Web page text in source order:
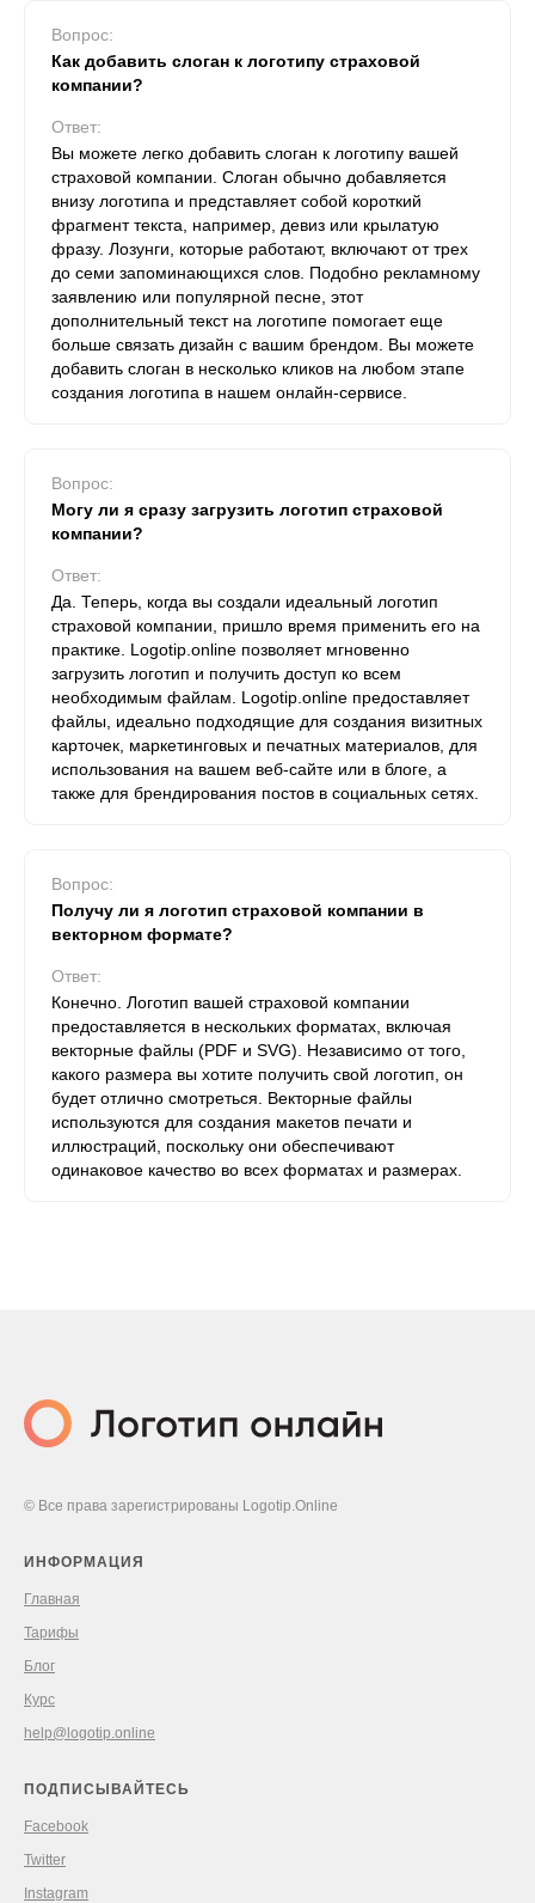
Вопрос:
Как добавить слоган к логотипу страховой
компании?
Ответ:
Вы можете легко добавить слоган к логотипу вашей
страховой компании. Слоган обычно добавляется
внизу логотипа и представляет собой короткий
фрагмент текста, например, девиз или крылатую
фразу. Лозунги, которые работают, включают от трех
до семи запоминающихся слов. Подобно рекламному
заявлению или популярной песне, этот
дополнительный текст на логотипе помогает еще
больше связать дизайн с вашим брендом. Вы можете
добавить слоган в несколько кликов на любом этапе
создания логотипа в нашем онлайн-сервисе.
Вопрос:
Могу ли я сразу загрузить логотип страховой
компании?
Ответ:
Да. Теперь, когда вы создали идеальный логотип
страховой компании, пришло время применить его на
практике. Logotip.online позволяет мгновенно
загрузить логотип и получить доступ ко всем
необходимым файлам. Logotip.online предоставляет
файлы, идеально подходящие для создания визитных
карточек, маркетинговых и печатных материалов, для
использования на вашем веб-сайте или в блоге, а
также для брендирования постов в социальных сетях.
Вопрос:
Получу ли я логотип страховой компании в
векторном формате?
Ответ:
Конечно. Логотип вашей страховой компании
предоставляется в нескольких форматах, включая
векторные файлы (PDF и SVG). Независимо от того,
какого размера вы хотите получить свой логотип, он
будет отлично смотреться. Векторные файлы
используются для создания макетов печати и
иллюстраций, поскольку они обеспечивают
одинаковое качество во всех форматах и ​​размерах.
© Все права зарегистрированы Logotip.Online
ИНФОРМАЦИЯ
Главная
Тарифы
Блог
Курс
help@logotip.online
ПОДПИСЫВАЙТЕСЬ
Facebook
Twitter
Instagram